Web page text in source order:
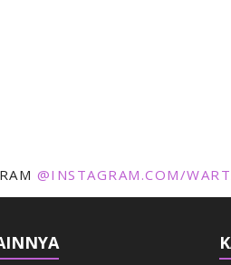
@INSTAGRAM.COM/